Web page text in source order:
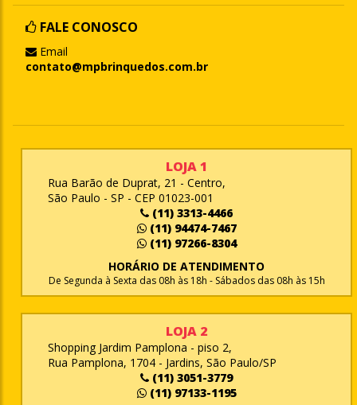
FALE CONOSCO
Email
contato@mpbrinquedos.com.br
LOJA 1
Rua Barão de Duprat, 21 - Centro,
São Paulo - SP - CEP 01023-001
(11) 3313-4466
(11) 94474-7467
(11) 97266-8304
HORÁRIO DE ATENDIMENTO
De Segunda à Sexta das 08h às 18h - Sábados das 08h às 15h
LOJA 2
Shopping Jardim Pamplona - piso 2,
Rua Pamplona, 1704 - Jardins, São Paulo/SP
(11) 3051-3779
(11) 97133-1195